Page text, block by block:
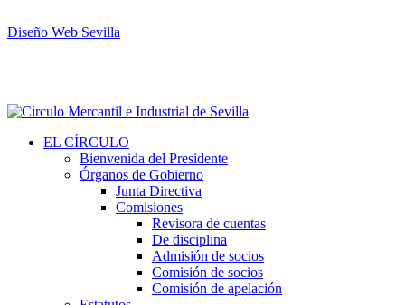
Diseño Web Sevilla
EL CÍRCULO
Bienvenida del Presidente
Órganos de Gobierno
Junta Directiva
Comisiones
Revisora de cuentas
De disciplina
Admisión de socios
Comisión de socios
Comisión de apelación